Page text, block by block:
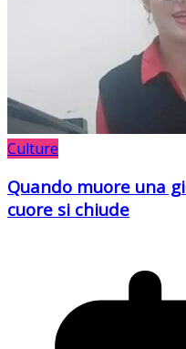
Culture
Quando muore una
cuore si chiude